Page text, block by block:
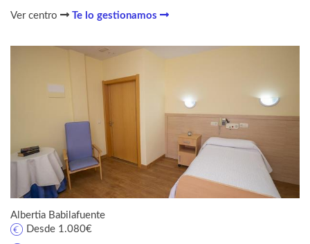
Ver centro Te lo gestionamos
Albertia Babilafuente
Desde 1.080€